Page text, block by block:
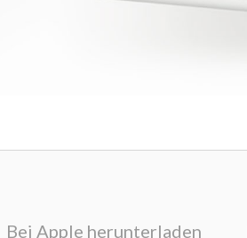
Bei Apple herunterladen